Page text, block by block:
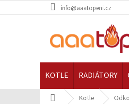
na
info@aaatopeni.cz
KOTLE RADIÁTORY
Domů Kotle